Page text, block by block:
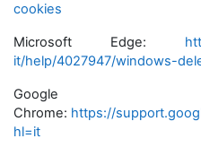
cookies
Microsoft Edge:
it/help/4027947/windows-
Google
Chrome: https://
hl=it